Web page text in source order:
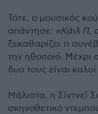
Τότε, ο μουσικός
απάντησε: «Κάιλ Π,
ξεκαθαρίζει τι
την ηθοποιό. Μέχρι
δυο τους είναι
Μάλιστα, η Σίντνεϊ
σκηνοθετικό